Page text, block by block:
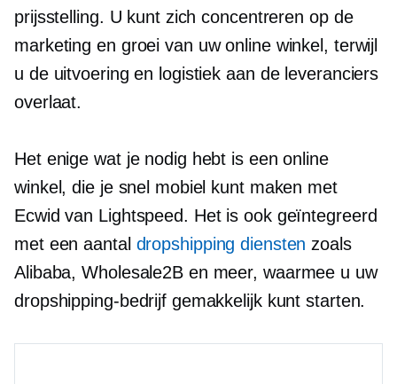
prijsstelling. U kunt zich concentreren op de
marketing en groei van uw online winkel, terwijl
u de uitvoering en logistiek aan de leveranciers
overlaat.
Het enige wat je nodig hebt is een online
winkel, die je snel mobiel kunt maken met
Ecwid van Lightspeed. Het is ook geïntegreerd
met een aantal dropshipping diensten zoals
Alibaba, Wholesale2B en meer, waarmee u uw
dropshipping-bedrijf gemakkelijk kunt starten.